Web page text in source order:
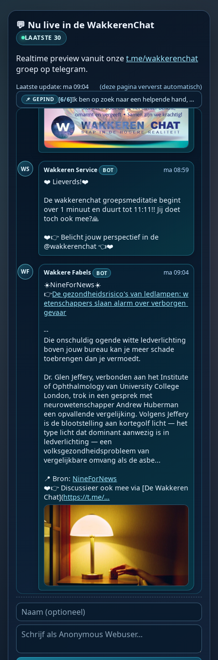
💬 Nu live in de WakkerenChat
LAATSTE 30
Realtime preview vanuit onzet.me/wakkerenchat
groep op telegram.
Laatste update: ma 09:04 (deze pagina ververst automatisch)
📌 GEPIND [6/6] Ik ben op zoek naar een helpende hand, een menselijk oog, een admin die helpt met controleren of de chat wel correct word gemodereerd word door NoMoSpam. 98% gaat automatisch goed, toch ik dit nooit helemaal loslaten en moet er altijd een mens mee blijven opletten bij elke beslissing die gemaakt word. Waar bestaan de werkzaamheden uit? Mee kijken in admin log kanaal naar alle drugs/porno/scams die voorbij komen en in het geval van een randgevalletje, ingrijpen en b.v. een verwijderd maar wel toegestaan bericht terug plaatsen met een druk op de knop. tsja zo banaal en simpel is het gesteld.. Word je hier blij van? Nee. Strookt het je ego? Nee. Word je er beter van? Nee. Kost het veel tijd? Totaal niet, consistentie en regelmaat is belangrijker dan 'er even voor kunnen gaan zitten'.. het werk is in een paar seconden gepiept.. je checkt puur of AI de juiste beslissing heeft gemaakt.. …
WS Wakkeren Service BOT ma 08:59
❤️ Lieverds!❤️
De wakkerenchat groepsmeditatie begint
over 1 minuut en duurt tot 11:11!! Jij doet
toch ook mee?🙏
❤️👉 Belicht jouw perspectief in de
@wakkerenchat 👈❤️️
WF Wakkere Fabels BOT ma 09:04
☀️NineForNews☀️
👉De gezondheidsrisico's van ledlampen: w
etenschappers slaan alarm over verborgen
gevaar
--
Die onschuldig ogende witte ledverlichting
boven jouw bureau kan je meer schade
toebrengen dan je vermoedt.
Dr. Glen Jeffery, verbonden aan het Institute
of Ophthalmology van University College
London, trok in een gesprek met
neurowetenschapper Andrew Huberman
een opvallende vergelijking. Volgens Jeffery
is de blootstelling aan kortegolf licht — het
type licht dat dominant aanwezig is in
ledverlichting — een
volksgezondheidsprobleem van
vergelijkbare omvang als de asbe...
📍 Bron: NineForNews
❤️👉 Discussieer ook mee via [De Wakkeren
Chat](https://t.me/…